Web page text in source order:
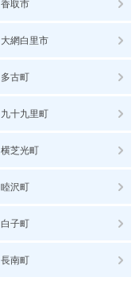
香取市
大網白里市
多古町
九十九里町
横芝光町
睦沢町
白子町
長南町